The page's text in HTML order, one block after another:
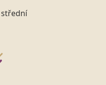
střední